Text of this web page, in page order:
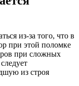
из-за того, что в
при этой поломке
при сложных
из строя